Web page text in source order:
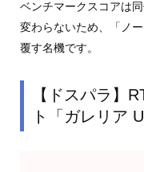
ベンチマークスコアは
変わらないため、「ノ
覆す名機です。
【ドスパラ】
ト「ガレリア